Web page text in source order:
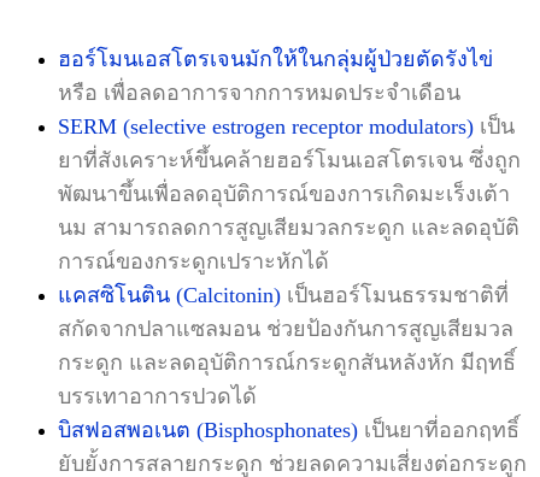
ฮอร์โมนเอสโตรเจนมักให้ในกลุ่มผู้ป่วยตัดรังไข่
หรือ เพื่อลดอาการจากการหมดประจำเดือน
SERM (selective estrogen receptor modulators) เป็น
ยาที่สังเคราะห์ขึ้นคล้ายฮอร์โมนเอสโตรเจน ซึ่งถูก
พัฒนาขึ้นเพื่อลดอุบัติการณ์ของการเกิดมะเร็งเต้า
นม สามารถลดการสูญเสียมวลกระดูก และลดอุบัติ
การณ์ของกระดูกเปราะหักได้
แคสซิโนติน (Calcitonin) เป็นฮอร์โมนธรรมชาติที่
สกัดจากปลาแซลมอน ช่วยป้องกันการสูญเสียมวล
กระดูก และลดอุบัติการณ์กระดูกสันหลังหัก มีฤทธิ์
บรรเทาอาการปวดได้
บิสฟอสพอเนต (Bisphosphonates) เป็นยาที่ออกฤทธิ์
ยับยั้งการสลายกระดูก ช่วยลดความเสี่ยงต่อกระดูก